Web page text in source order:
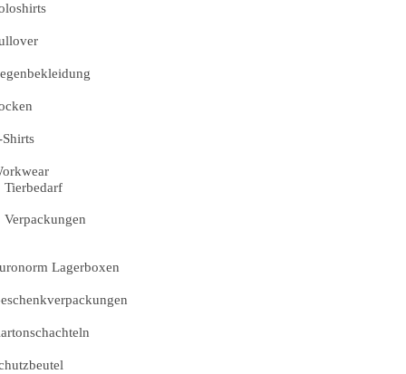
Shirts
Tierbedarf
Verpackungen
Lagerboxen